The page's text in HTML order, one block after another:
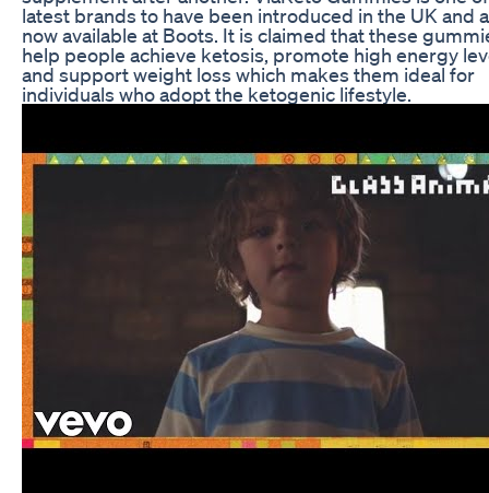
latest brands to have been introduced in the UK and
now available at Boots. It is claimed that these
help people achieve ketosis, promote high energy
and support weight loss which makes them ideal for
individuals who adopt the ketogenic lifestyle.